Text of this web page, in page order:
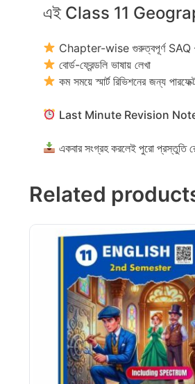
এই Class 11
Chapter-wise গুরুত্বপূর্ণ
বোর্ড-ফ্রেন্ডলি ভাষায় লেখা
কম সময়ে স্মার্ট রিভিশনের জন্য
Last Minute Revision
একবার সংগ্রহ করলেই পুরো প্রস্তুতি
Related